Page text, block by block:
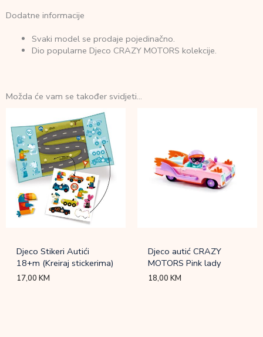
Dodatne informacije
Svaki model se prodaje pojedinačno.
Dio popularne Djeco CRAZY MOTORS kolekcije.
Možda će vam se također svidjeti…
Djeco Stikeri Autići
18+m (Kreiraj stickerima)
17,00KM
Djeco autić CRAZY
MOTORS Pink lady
18,00KM